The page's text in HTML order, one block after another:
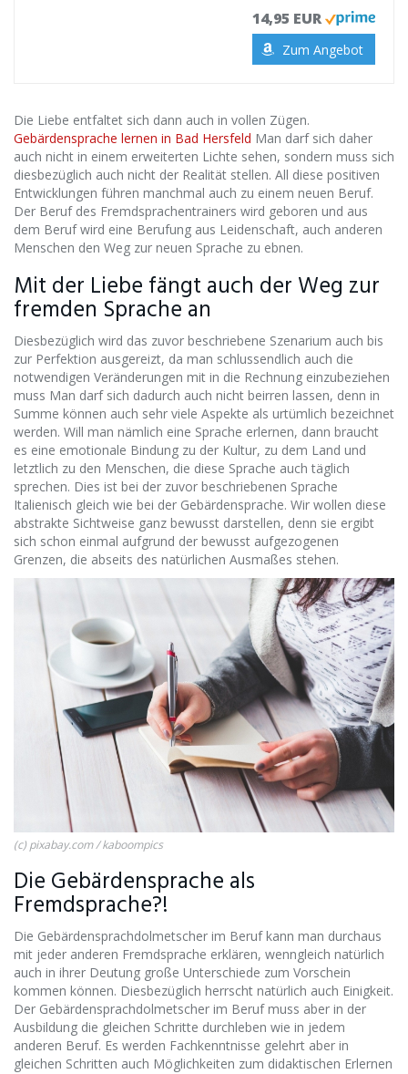
14,95 EUR
Zum Angebot
Die Liebe entfaltet sich dann auch in vollen Zügen.
Gebärdensprache lernen in Bad Hersfeld Man darf sich daher
auch nicht in einem erweiterten Lichte sehen, sondern muss sich
diesbezüglich auch nicht der Realität stellen. All diese positiven
Entwicklungen führen manchmal auch zu einem neuen Beruf.
Der Beruf des Fremdsprachentrainers wird geboren und aus
dem Beruf wird eine Berufung aus Leidenschaft, auch anderen
Menschen den Weg zur neuen Sprache zu ebnen.
Mit der Liebe fängt auch der Weg zur
fremden Sprache an
Diesbezüglich wird das zuvor beschriebene Szenarium auch bis
zur Perfektion ausgereizt, da man schlussendlich auch die
notwendigen Veränderungen mit in die Rechnung einzubeziehen
muss Man darf sich dadurch auch nicht beirren lassen, denn in
Summe können auch sehr viele Aspekte als urtümlich bezeichnet
werden. Will man nämlich eine Sprache erlernen, dann braucht
es eine emotionale Bindung zu der Kultur, zu dem Land und
letztlich zu den Menschen, die diese Sprache auch täglich
sprechen. Dies ist bei der zuvor beschriebenen Sprache
Italienisch gleich wie bei der Gebärdensprache. Wir wollen diese
abstrakte Sichtweise ganz bewusst darstellen, denn sie ergibt
sich schon einmal aufgrund der bewusst aufgezogenen
Grenzen, die abseits des natürlichen Ausmaßes stehen.
(c) pixabay.com / kaboompics
Die Gebärdensprache als
Fremdsprache?!
Die Gebärdensprachdolmetscher im Beruf kann man durchaus
mit jeder anderen Fremdsprache erklären, wenngleich natürlich
auch in ihrer Deutung große Unterschiede zum Vorschein
kommen können. Diesbezüglich herrscht natürlich auch Einigkeit.
Der Gebärdensprachdolmetscher im Beruf muss aber in der
Ausbildung die gleichen Schritte durchleben wie in jedem
anderen Beruf. Es werden Fachkenntnisse gelehrt aber in
gleichen Schritten auch Möglichkeiten zum didaktischen Erlernen